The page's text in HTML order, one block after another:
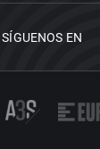
SÍGUENOS EN